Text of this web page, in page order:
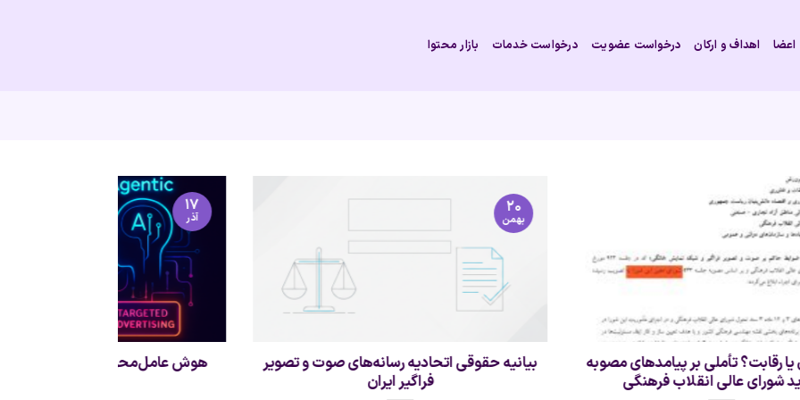
اعضا اهداف و ارکان درخواست عضویت درخواست خدمات بازار محتوا
بیانیه حقوقی اتحادیه رسانه‌های صوت و تصویر
فراگیر ایران
۲۰
هوش عامل‌محور؛ برگ برنده‌ی آینده‌ی OTT